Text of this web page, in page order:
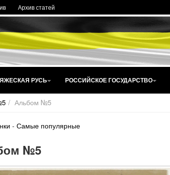
Архив статей
РУСЬ РОССИЙСКОЕ ГОСУДАРСТВО
Альбом №5
-Самые популярные
№5